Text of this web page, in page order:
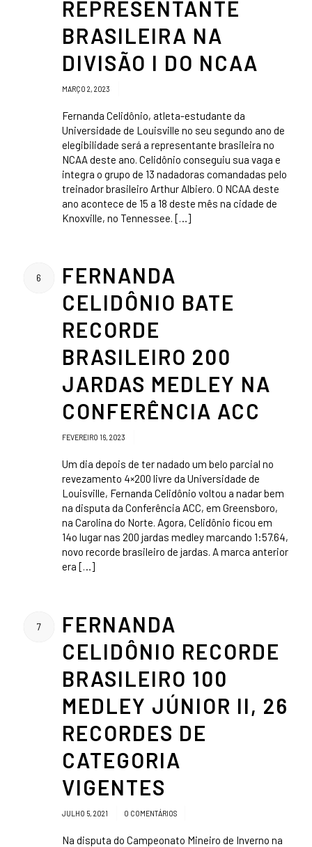
REPRESENTANTE
BRASILEIRA NA
DIVISÃO I DO NCAA
MARÇO 2, 2023
Fernanda Celidônio, atleta-estudante da
Universidade de Louisville no seu segundo ano de
elegibilidade será a representante brasileira no
NCAA deste ano. Celidônio conseguiu sua vaga e
integra o grupo de 13 nadadoras comandadas pelo
treinador brasileiro Arthur Albiero. O NCAA deste
ano acontece de 15 a 18 deste mês na cidade de
Knoxville, no Tennessee. […]
6
FERNANDA
CELIDÔNIO BATE
RECORDE
BRASILEIRO 200
JARDAS MEDLEY NA
CONFERÊNCIA ACC
FEVEREIRO 16, 2023
Um dia depois de ter nadado um belo parcial no
revezamento 4×200 livre da Universidade de
Louisville, Fernanda Celidônio voltou a nadar bem
na disputa da Conferência ACC, em Greensboro,
na Carolina do Norte. Agora, Celidônio ficou em
14o lugar nas 200 jardas medley marcando 1:57.64,
novo recorde brasileiro de jardas. A marca anterior
era […]
7
FERNANDA
CELIDÔNIO RECORDE
BRASILEIRO 100
MEDLEY JÚNIOR II, 26
RECORDES DE
CATEGORIA
VIGENTES
JULHO 5, 2021 0 COMENTÁRIOS
/
Na disputa do Campeonato Mineiro de Inverno na